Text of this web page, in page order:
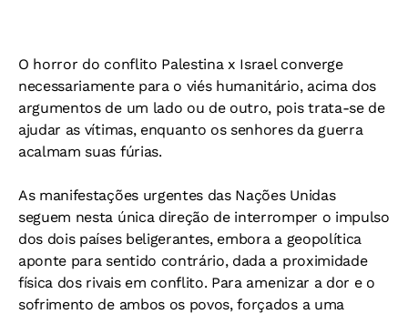
O horror do conflito Palestina x Israel converge
necessariamente para o viés humanitário, acima dos
argumentos de um lado ou de outro, pois trata-se de
ajudar as vítimas, enquanto os senhores da guerra
acalmam suas fúrias.
As manifestações urgentes das Nações Unidas
seguem nesta única direção de interromper o impulso
dos dois países beligerantes, embora a geopolítica
aponte para sentido contrário, dada a proximidade
física dos rivais em conflito. Para amenizar a dor e o
sofrimento de ambos os povos, forçados a uma